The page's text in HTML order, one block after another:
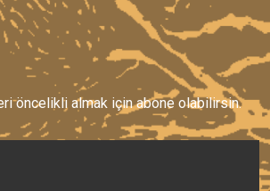
öncelikli almak için abone olabilirsin.